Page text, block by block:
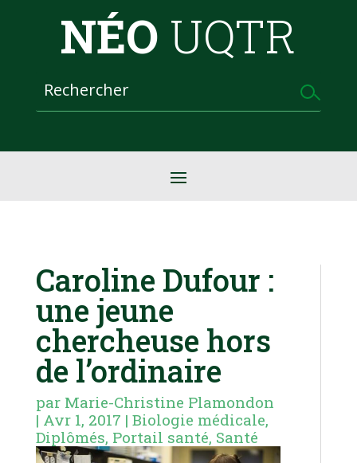
NÉO UQTR
Caroline Dufour :
une jeune
chercheuse hors
de l’ordinaire
par Marie-Christine Plamondon
| Avr 1, 2017 | Biologie médicale,
Diplômés, Portail santé, Santé